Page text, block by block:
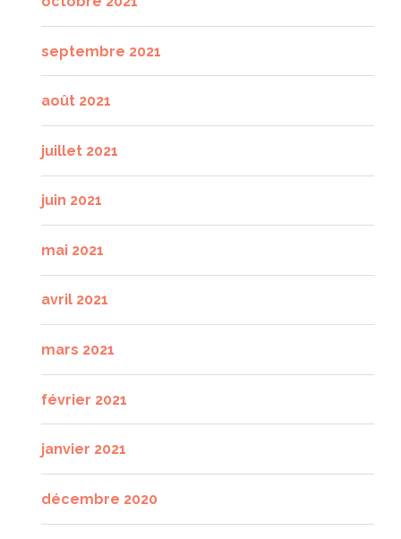
septembre 2021
août 2021
juillet 2021
juin 2021
mai 2021
avril 2021
mars 2021
février 2021
janvier 2021
décembre 2020